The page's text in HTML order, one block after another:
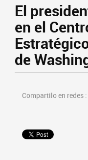
El
en el
de
Compartilo en redes :